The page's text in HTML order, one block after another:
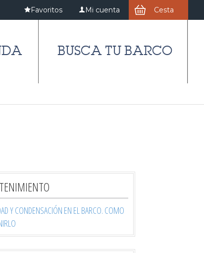
Favoritos Mi cuenta Cesta
BUSCA TU BARCO
Y CONDENSACIÓN EN EL BARCO. COMO